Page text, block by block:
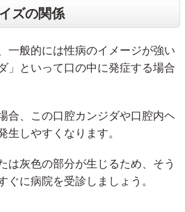
ズの関係
一般的には性病のイメージが強い
」といって口の中に発症する場合
合、この口腔カンジダや口腔内ヘ
生しやすくなります。
は灰色の部分が生じるため、そう
ぐに病院を受診しましょう。